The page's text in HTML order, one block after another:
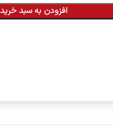
افزودن به سبد خرید